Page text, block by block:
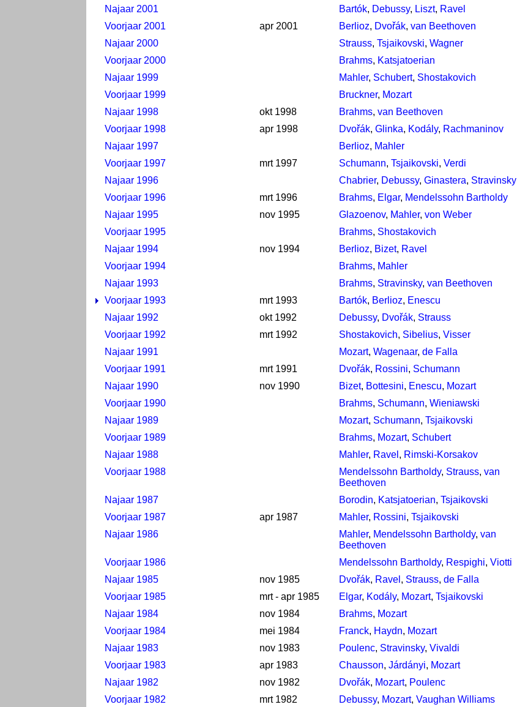
Najaar 2001
Bartók, Debussy, Liszt, Ravel
Voorjaar 2001
apr 2001 Berlioz, Dvořák, van Beethoven
Najaar 2000
Strauss, Tsjaikovski, Wagner
Voorjaar 2000
Brahms, Katsjatoerian
Najaar 1999
Mahler, Schubert, Shostakovich
Voorjaar 1999
Bruckner, Mozart
Najaar 1998
okt 1998 Brahms, van Beethoven
Voorjaar 1998
apr 1998 Dvořák, Glinka, Kodály, Rachmaninov
Najaar 1997
Berlioz, Mahler
Voorjaar 1997
mrt 1997 Schumann, Tsjaikovski, Verdi
Najaar 1996
Chabrier, Debussy, Ginastera, Stravinsky
Voorjaar 1996
mrt 1996 Brahms, Elgar, Mendelssohn Bartholdy
Najaar 1995
nov 1995 Glazoenov, Mahler, von Weber
Voorjaar 1995
Brahms, Shostakovich
Najaar 1994
nov 1994 Berlioz, Bizet, Ravel
Voorjaar 1994
Brahms, Mahler
Najaar 1993
Brahms, Stravinsky, van Beethoven
Voorjaar 1993
mrt 1993 Bartók, Berlioz, Enescu
Najaar 1992
okt 1992 Debussy, Dvořák, Strauss
Voorjaar 1992
mrt 1992 Shostakovich, Sibelius, Visser
Najaar 1991
Mozart, Wagenaar, de Falla
Voorjaar 1991
mrt 1991 Dvořák, Rossini, Schumann
Najaar 1990
nov 1990 Bizet, Bottesini, Enescu, Mozart
Voorjaar 1990
Brahms, Schumann, Wieniawski
Najaar 1989
Mozart, Schumann, Tsjaikovski
Voorjaar 1989
Brahms, Mozart, Schubert
Najaar 1988
Mahler, Ravel , Rimski-Korsakov
Voorjaar 1988
Mendelssohn Bartholdy, Strauss, van
Beethoven
Najaar 1987
Borodin, Katsjatoerian, Tsjaikovski
Voorjaar 1987
apr 1987 Mahler, Rossini, Tsjaikovski
Najaar 1986
Mahler, Mendelssohn Bartholdy, van
Beethoven
Voorjaar 1986
Mendelssohn Bartholdy, Respighi, Viotti
Najaar 1985
nov 1985 Dvořák, Ravel , Strauss, de Falla
Voorjaar 1985
mrt - apr 1985 Elgar, Kodály, Mozart, Tsjaikovski
Najaar 1984
nov 1984 Brahms, Mozart
Voorjaar 1984
mei 1984 Franck, Haydn, Mozart
Najaar 1983
nov 1983 Poulenc, Stravinsky, Vivaldi
Voorjaar 1983
apr 1983 Chausson, Járdányi, Mozart
Najaar 1982
nov 1982 Dvořák, Mozart, Poulenc
Voorjaar 1982
mrt 1982 Debussy, Mozart, Vaughan Williams